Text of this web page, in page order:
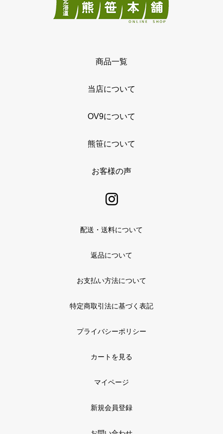
商品一覧
当店について
OV9について
熊笹について
お客様の声
配送・送料について
返品について
お支払い方法について
特定商取引法に基づく表記
プライバシーポリシー
カートを見る
マイページ
新規会員登録